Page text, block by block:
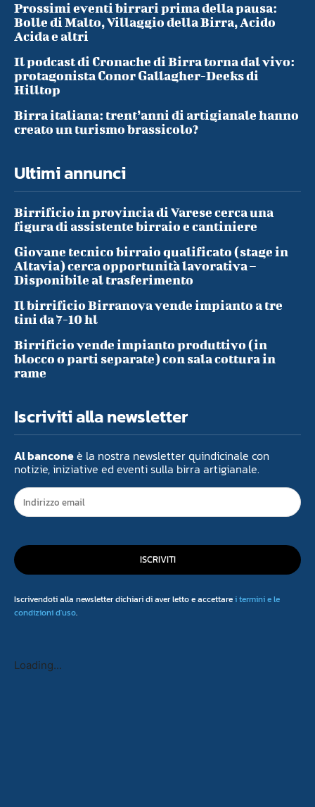
Prossimi eventi birrari prima della pausa:
Bolle di Malto, Villaggio della Birra, Acido
Acida e altri
Il podcast di Cronache di Birra torna dal vivo:
protagonista Conor Gallagher-Deeks di
Hilltop
Birra italiana: trent’anni di artigianale hanno
creato un turismo brassicolo?
Ultimi annunci
Birrificio in provincia di Varese cerca una
figura di assistente birraio e cantiniere
Giovane tecnico birraio qualificato (stage in
Altavia) cerca opportunità lavorativa –
Disponibile al trasferimento
Il birrificio Birranova vende impianto a tre
tini da 7-10 hl
Birrificio vende impianto produttivo (in
blocco o parti separate) con sala cottura in
rame
Iscriviti alla newsletter
Al banconeè la nostra newsletter quindicinale con
notizie, iniziative ed eventi sulla birra artigianale.
ISCRIVITI
Iscrivendoti alla newsletter dichiari di aver letto e accettarei termini e le
condizioni d'uso.
Loading...